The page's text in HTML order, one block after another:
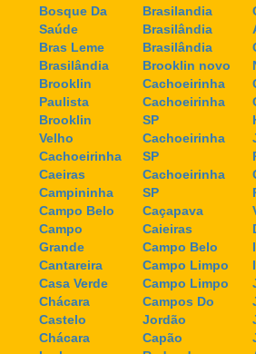
Bosque Da
Saúde
Bras Leme
Brasilândia
Brooklin
Paulista
Brooklin
Velho
Cachoeirinha
Caeiras
Campininha
Campo Belo
Campo
Grande
Cantareira
Casa Verde
Chácara
Castelo
Chácara
Brasilandia
Brasilândia
Brasilândia
Brooklin novo
Cachoeirinha
Cachoeirinha
SP
Cachoeirinha
SP
Cachoeirinha
SP
Caçapava
Caieiras
Campo Belo
Campo Limpo
Campo Limpo
Campos Do
Jordão
Capão